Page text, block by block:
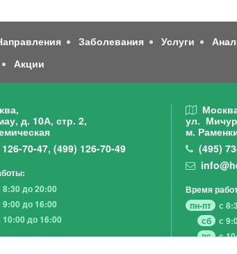
Заболевания Услуги
Акции
д. 10А, стр. 2,
126-70-47, (499) 126-70-49
8:30 до 20:00
9:00 до 16:00
10:00 до 16:00
ул.
м.
(495)
Время
пн-пт
с
сб
с
вс
с